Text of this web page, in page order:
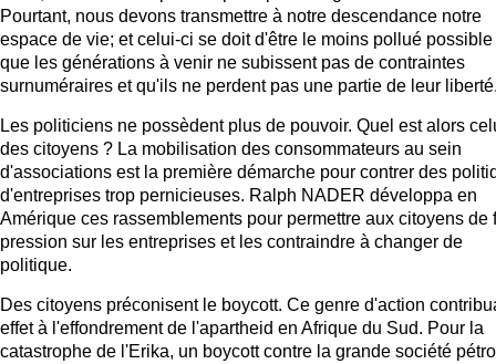
Pourtant, nous devons transmettre à notre descendance notre
espace de vie; et celui-ci se doit d'être le moins pollué possible
que les générations à venir ne subissent pas de contraintes
surnuméraires et qu'ils ne perdent pas une partie de leur
Les politiciens ne possèdent plus de pouvoir. Quel est alors
des citoyens ? La mobilisation des consommateurs au sein
d'associations est la première démarche pour contrer des
d'entreprises trop pernicieuses. Ralph NADER développa en
Amérique ces rassemblements pour permettre aux citoyens de
pression sur les entreprises et les contraindre à changer de
politique.
Des citoyens préconisent le boycott. Ce genre d'action
effet à l'effondrement de l'apartheid en Afrique du Sud. Pour la
catastrophe de l'Erika, un boycott contre la grande société